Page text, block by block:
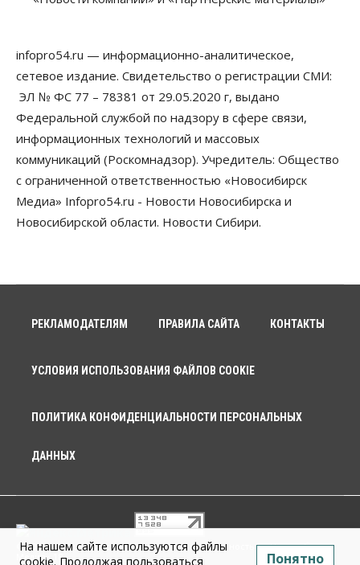
infopro54.ru — информационно-аналитическое,
сетевое издание. Свидетельство о регистрации СМИ:
ЭЛ № ФС 77 – 78381 от 29.05.2020 г, выдано
Федеральной службой по надзору в сфере связи,
информационных технологий и массовых
коммуникаций (Роскомнадзор). Учредитель: Общество
с ограниченной ответственностью «Новосибирск
Медиа» Infopro54.ru - Новости Новосибирска и
Новосибирской области. Новости Сибири.
РЕКЛАМОДАТЕЛЯМ ПРАВИЛА САЙТА КОНТАКТЫ
УСЛОВИЯ ИСПОЛЬЗОВАНИЯ ФАЙЛОВ COOKIE
ПОЛИТИКА КОНФИДЕНЦИАЛЬНОСТИ ПЕРСОНАЛЬНЫХ
ДАННЫХ
© 2026 г. Общество с ограниченной ответственностью «Новосибирск
Медиа» 18+
На нашем сайте используются файлы
cookie. Продолжая пользоваться
Понятно